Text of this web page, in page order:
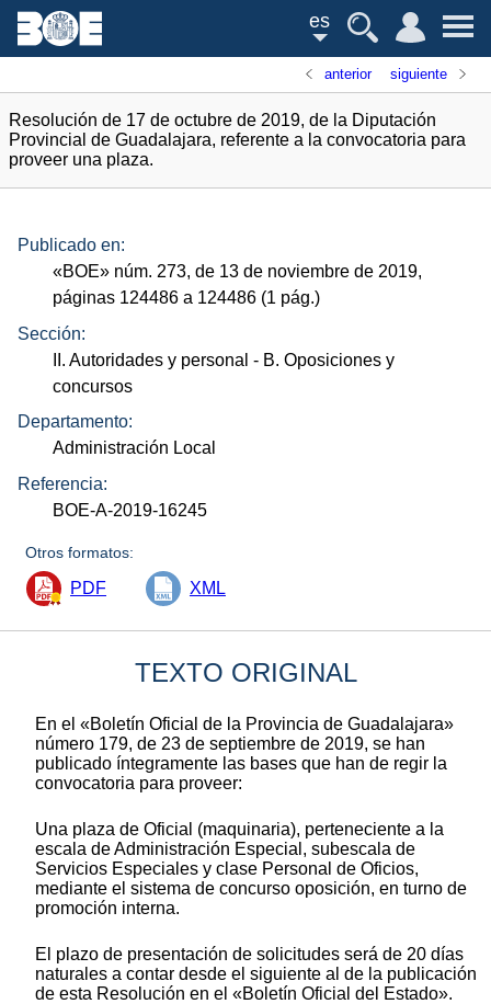
es
anterior siguiente
Resolución de 17 de octubre de 2019, de la Diputación
Provincial de Guadalajara, referente a la convocatoria para
proveer una plaza.
Publicado en:
«BOE» núm. 273, de 13 de noviembre de 2019,
páginas 124486 a 124486 (1 pág.)
Sección:
II. Autoridades y personal - B. Oposiciones y
concursos
Departamento:
Administración Local
Referencia:
BOE-A-2019-16245
Otros formatos:
PDF XML
TEXTO ORIGINAL
En el «Boletín Oficial de la Provincia de Guadalajara»
número 179, de 23 de septiembre de 2019, se han
publicado íntegramente las bases que han de regir la
convocatoria para proveer:
Una plaza de Oficial (maquinaria), perteneciente a la
escala de Administración Especial, subescala de
Servicios Especiales y clase Personal de Oficios,
mediante el sistema de concurso oposición, en turno de
promoción interna.
El plazo de presentación de solicitudes será de 20 días
naturales a contar desde el siguiente al de la publicación
de esta Resolución en el «Boletín Oficial del Estado».